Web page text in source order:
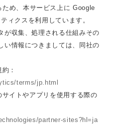
め、本サービス上に Google
ィクスを利用しています。
が収集、処理される仕組みその
い情報につきましては、同社の
：
terms/jp.html
イトやアプリを使用する際の
partner-sites?hl=ja